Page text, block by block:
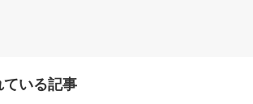
いる記事